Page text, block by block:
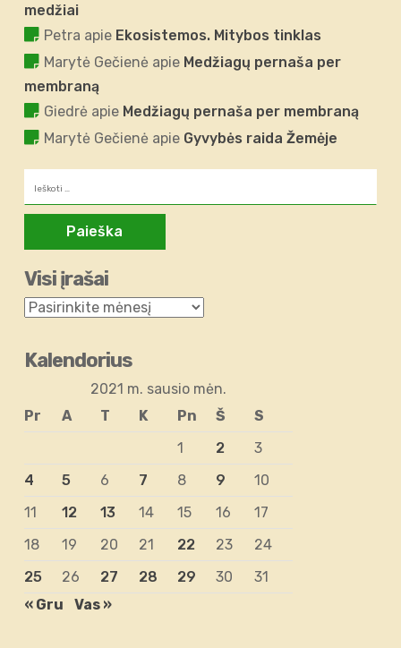
medžiai
Petra apie Ekosistemos. Mitybos tinklas
Marytė Gečienė apie Medžiagų pernaša per
membraną
Giedrė apie Medžiagų pernaša per membraną
Marytė Gečienė apie Gyvybės raida Žemėje
Visi įrašai
Kalendorius
2021 m. sausio mėn.
Pr
A T K Pn Š
S
1
2
3
4
5 6 7 8 9
10
11
12 13 14 15 16
17
18
19 20 21 22 23
24
25
26 27 28 29 30
31
« Gru
Vas »